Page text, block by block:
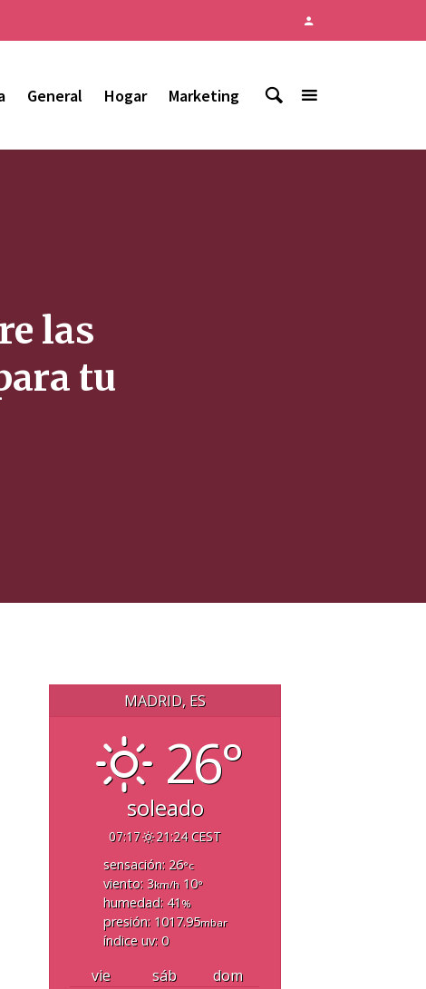
General Hogar Marketing
las
tu
MADRID, ES
26°
soleado
07:17
21:24 CEST
sensación: 26°c
viento: 3km/h10°
humedad: 41 %
presión: 1017.95mbar
índice uv: 0
vie sáb
dom